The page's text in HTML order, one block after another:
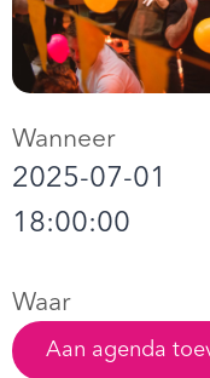
Wanneer
2025-07-01
18:00:00
Waar
Aan agenda